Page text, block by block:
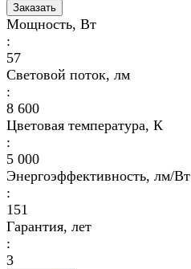
Заказать
Мощность, Вт
:
57
Световой поток, лм
:
8 600
Цветовая температура, К
:
5 000
Энергоэффективность, лм/Вт
:
151
Гарантия, лет
:
3